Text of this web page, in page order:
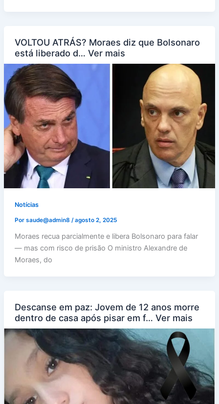
VOLTOU ATRÁS? Moraes diz que Bolsonaro
está liberado d… Ver mais
Notícias
Por saude@admin8 /agosto 2, 2025
Moraes recua parcialmente e libera Bolsonaro para falar
— mas com risco de prisão O ministro Alexandre de
Moraes, do
Descanse em paz: Jovem de 12 anos morre
dentro de casa após pisar em f… Ver mais